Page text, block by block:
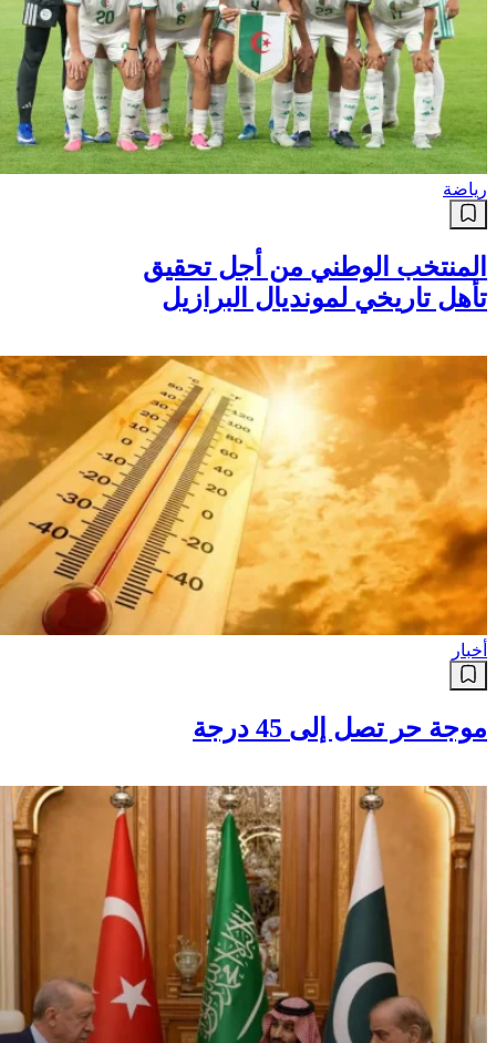
أخبار
بزشکیان: علاقاتنا مع جيراننا أفضل
بكثير مما كانت عليه
رياضة
المنتخب الوطني من أجل تحقيق
تأهل تاريخي لمونديال البرازيل